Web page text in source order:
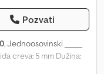
Pozvati
, Jednoosovinski _____
creva: 5 mm Dužina:
položaju: 2300 mm